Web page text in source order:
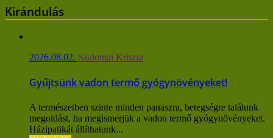
Kirándulás
2026.08.02. Szalontai Kriszta
Gyűjtsünk vadon termő gyógynövényeket!
A természetben szinte minden panaszra, betegségre találunk
megoldást, ha megismerjük a vadon termő gyógynövényeket.
Házipatikát állíthatunk...